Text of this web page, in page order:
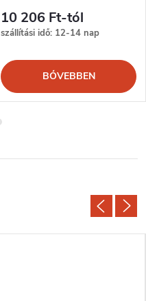
10 206 Ft-tól
szállítási idő: 12-14 nap
BŐVEBBEN